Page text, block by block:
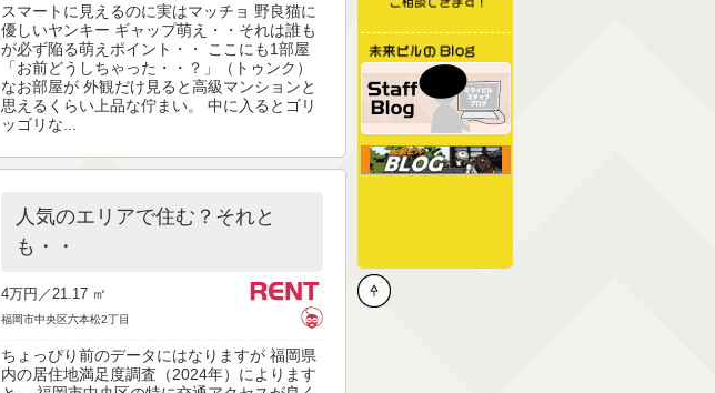
スマートに見えるのに実はマッチョ 野良猫に
優しいヤンキー ギャップ萌え・・それは誰も
が必ず陥る萌えポイント・・ ここにも1部屋
「お前どうしちゃった・・？」（トゥンク）
なお部屋が 外観だけ見ると高級マンションと
思えるくらい上品な佇まい。 中に入るとゴリ
ッゴリな...
人気のエリアで住む？それと
も・・
4万円／ 21.17 ㎡
福岡市中央区六本松2丁目
ちょっぴり前のデータにはなりますが 福岡県
内の居住地満足度調査（2024年）によります